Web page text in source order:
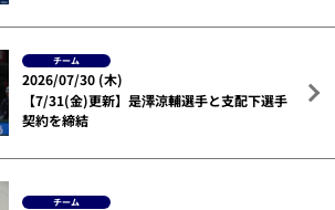
チーム
2026/07/30 (木)
【7/31(金)更新】是澤涼輔選手と支配下選手
契約を締結
チーム